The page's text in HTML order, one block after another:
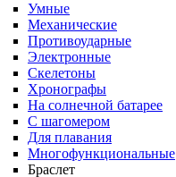
Умные
Механические
Противоударные
Электронные
Скелетоны
Хронографы
На солнечной батарее
С шагомером
Для плавания
Многофункциональные
Браслет